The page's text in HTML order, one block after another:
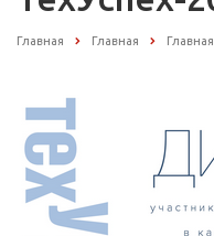
Главная Главная Главная